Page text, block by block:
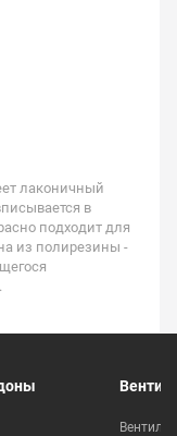
лаконичный
в
подходит для
из полирезины -